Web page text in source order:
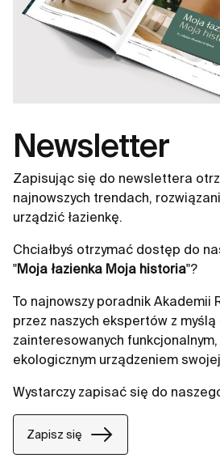
Newsletter
Zapisując się do newslettera
najnowszych trendach,
urządzić łazienkę.
Chciałbyś otrzymać dostęp do
"Moja łazienka Moja historia"?
To najnowszy poradnik Akademii
przez naszych ekspertów z
zainteresowanych
ekologicznym urządzeniem
Wystarczy zapisać się do
Zapisz się